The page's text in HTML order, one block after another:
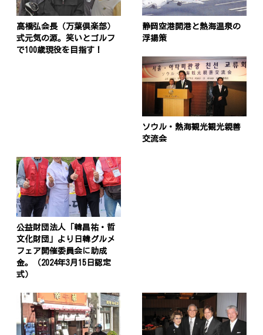
高橋弘会長（万葉倶楽部）
式元気の源。笑いとゴルフ
で100歳現役を目指す！
静岡空港開港と熱海温泉の
浮揚策
ソウル・熱海観光観光親善
交流会
公益財団法人「韓昌祐・哲
文化財団」より日韓グルメ
フェア開催委員会に助成
金。（2024年3月15日認定
式）